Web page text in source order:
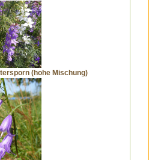
(hohe Mischung)